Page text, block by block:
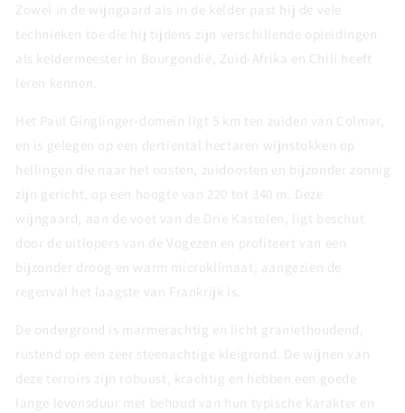
Zowel in de wijngaard als in de kelder past hij de vele
technieken toe die hij tijdens zijn verschillende opleidingen
als keldermeester in Bourgondië, Zuid-Afrika en Chili heeft
leren kennen.
Het Paul Ginglinger-domein ligt 5 km ten zuiden van Colmar,
en is gelegen op een dertiental hectaren wijnstokken op
hellingen die naar het oosten, zuidoosten en bijzonder zonnig
zijn gericht, op een hoogte van 220 tot 340 m. Deze
wijngaard, aan de voet van de Drie Kastelen, ligt beschut
door de uitlopers van de Vogezen en profiteert van een
bijzonder droog en warm microklimaat, aangezien de
regenval het laagste van Frankrijk is.
De ondergrond is marmerachtig en licht graniethoudend,
rustend op een zeer steenachtige kleigrond. De wijnen van
deze terroirs zijn robuust, krachtig en hebben een goede
lange levensduur met behoud van hun typische karakter en